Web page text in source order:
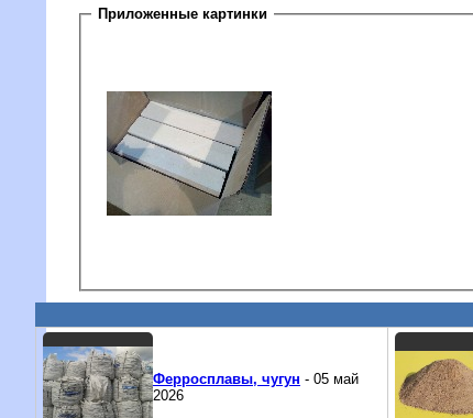
Приложенные картинки
Ферросплавы, чугун - 05 май
2026